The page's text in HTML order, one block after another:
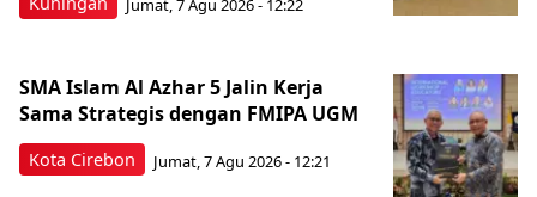
Kota Cirebon
SMA Islam Al Azhar 5 Jalin Kerja
Sama Strategis dengan FMIPA UGM
Jumat, 7 Agu 2026 - 12:21